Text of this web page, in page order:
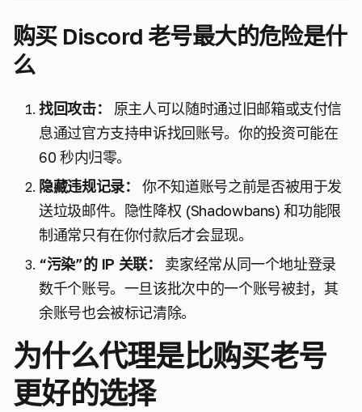
购买 Discord 老号最大的危险是什
么
找回攻击：
原主人可以随时通过旧邮箱或支付信
息通过官方支持申诉找回账号。你的投资可能在
60 秒内归零。
隐藏违规记录：
你不知道账号之前是否被用于发
送垃圾邮件。隐性降权 (Shadowbans) 和功能限
制通常只有在你付款后才会显现。
“污染”的 IP 关联：
卖家经常从同一个地址登录
数千个账号。一旦该批次中的一个账号被封，其
余账号也会被标记清除。
为什么代理是比购买老号
更好的选择